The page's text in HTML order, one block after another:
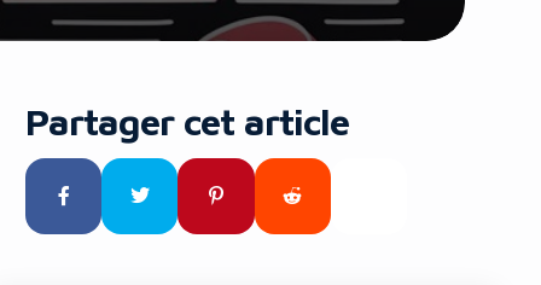
Partager cet article